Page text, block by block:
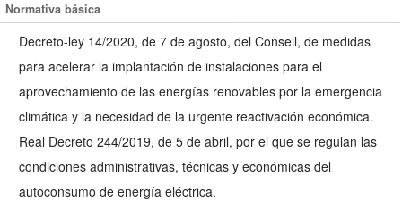
Normativa básica
Decreto-ley 14/2020, de 7 de agosto, del Consell, de medidas
para acelerar la implantación de instalaciones para el
aprovechamiento de las energías renovables por la emergencia
climática y la necesidad de la urgente reactivación económica.
Real Decreto 244/2019, de 5 de abril, por el que se regulan las
condiciones administrativas, técnicas y económicas del
autoconsumo de energía eléctrica.